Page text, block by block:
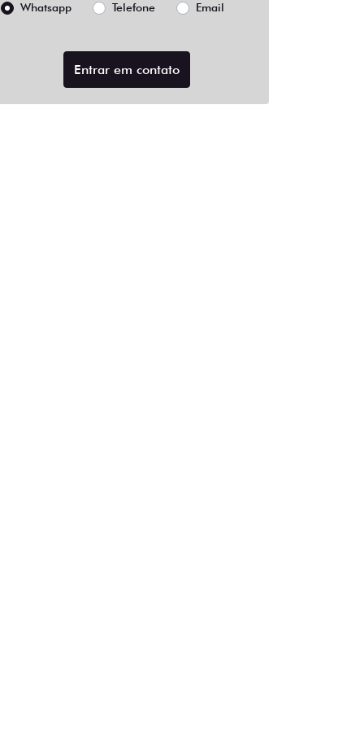
Whatsapp Telefone Email
Entrar em contato